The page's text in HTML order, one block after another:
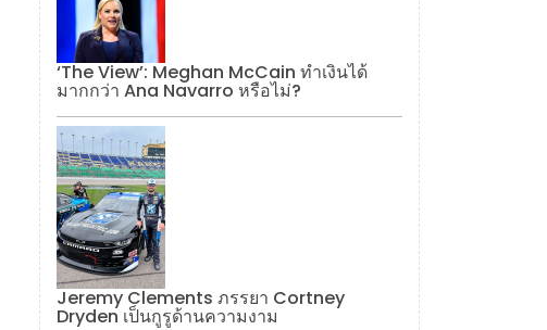
‘The View’: Meghan McCain ทำเงินได้
มากกว่า Ana Navarro หรือไม่?
Jeremy Clements ภรรยา Cortney
Dryden เป็นกูรูด้านความงาม